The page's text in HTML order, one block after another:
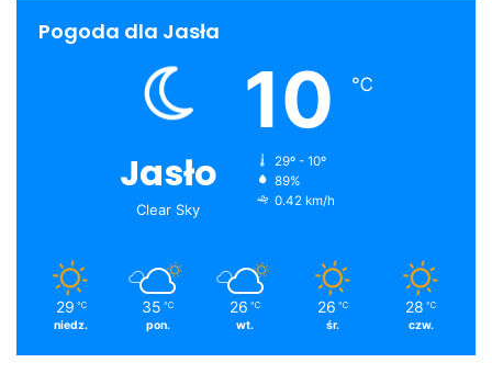
Pogoda dla Jasła
Jasło
Clear Sky
10 ℃
29º - 10º
89%
0.42 km/h
29 ℃
niedz.
35 ℃
pon.
26 ℃
wt.
26 ℃
śr.
28 ℃
czw.